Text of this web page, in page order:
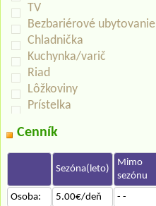
TV
Bezbariérové ubytovanie
Chladnička
Kuchynka/varič
Riad
Lôžkoviny
Prístelka
Cenník
Sezóna(leto)
Mimo
sezónu
Osoba:
5.00€/deň - -